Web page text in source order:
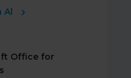
Al
Office for